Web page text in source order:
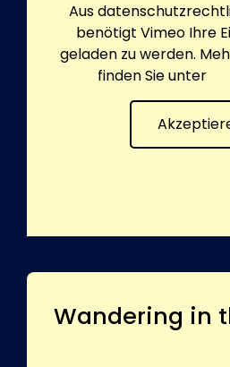
Aus
benötigt Vimeo Ihre
geladen zu werden.
finden Sie unter
Wandering in